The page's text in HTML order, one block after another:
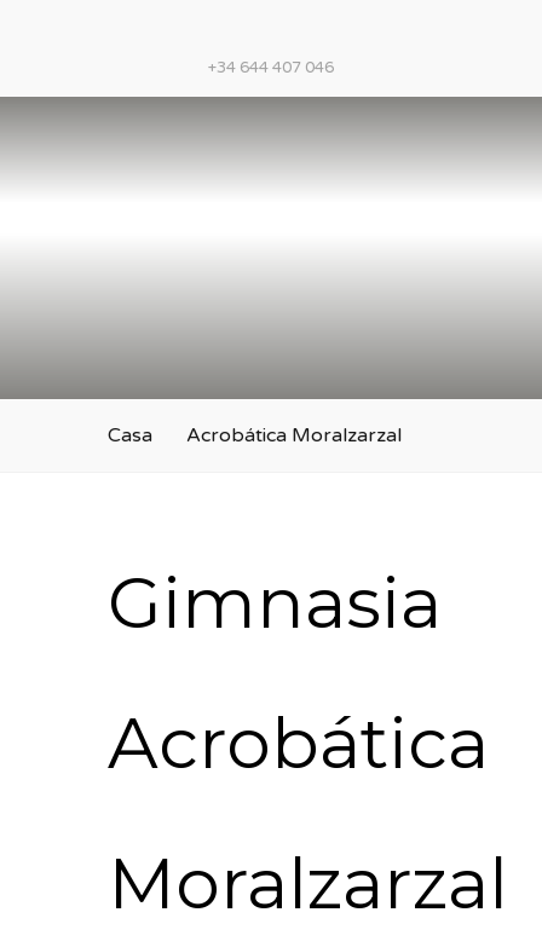
+34 644 407 046
Casa Acrobática Moralzarzal
Gimnasia
Acrobática
Moralzarzal